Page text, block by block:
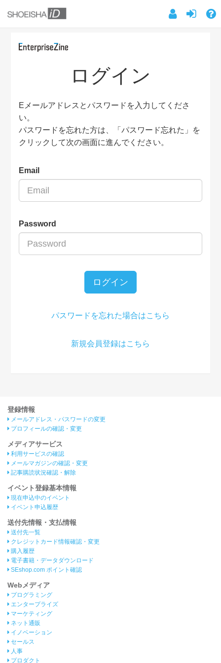
ログイン
Eメールアドレスとパスワードを入力してくださ
い。
パスワードを忘れた方は、「パスワード忘れた」を
クリックして次の画面に進んでください。
Email
Password
ログイン
パスワードを忘れた場合はこちら
新規会員登録はこちら
登録情報
メールアドレス・パスワードの変更
プロフィールの確認・変更
メディアサービス
利用サービスの確認
メールマガジンの確認・変更
記事購読状況確認・解除
イベント登録基本情報
現在申込中のイベント
イベント申込履歴
送付先情報・支払情報
送付先一覧
クレジットカード情報確認・変更
購入履歴
電子書籍・データダウンロード
SEshop.com ポイント確認
Webメディア
プログラミング
エンタープライズ
マーケティング
ネット通販
イノベーション
セールス
人事
プロダクト